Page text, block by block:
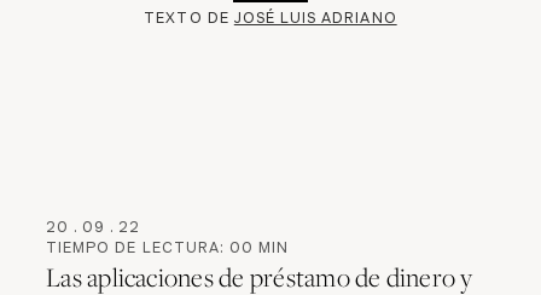
TEXTO DE JOSÉ LUIS ADRIANO
20 . 09 . 22
TIEMPO DE LECTURA: 00 MIN
Las aplicaciones de préstamo de dinero y